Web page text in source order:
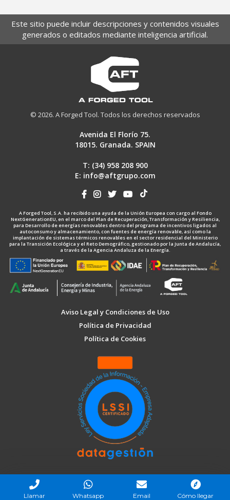
Llamar Whatsapp Email Cómo llegar
Este sitio puede incluir descripciones y contenidos visuales
generados o editados mediante inteligencia artificial.
© 2026. A Forged Tool. Todos los derechos reservados
Avenida El Florío 75.
18015. Granada. SPAIN
T: (34) 958 208 900
E: info@aftgrupo.com
A Forged Tool, S.A. ha recibido una ayuda de la Unión Europea con cargo al Fondo
NextGenerationEU, en el marco del Plan de Recuperación, Transformación y Resiliencia,
para Desarrollo de energías renovables dentro del programa de incentivos ligados al
autoconsumo y almacenamiento, con fuentes de energía renovable, así como la
implantación de sistemas térmicos renovables en el sector residencial del Ministerio
para la Transición Ecológica y el Reto Demográfico, gestionado por la Junta de Andalucía,
a través de la Agencia Andaluza de la Energía.
Aviso Legal y Condiciones de Uso
Política de Privacidad
Política de Cookies